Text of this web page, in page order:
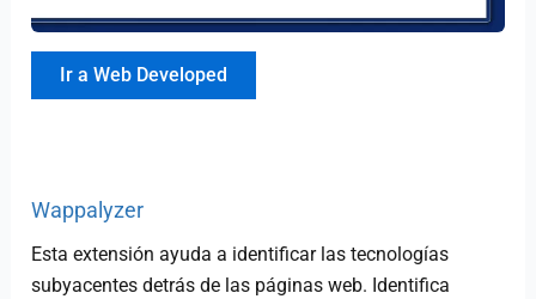
Ir a Web Developed
Wappalyzer
Esta extensión ayuda a identificar las tecnologías
subyacentes detrás de las páginas web. Identifica